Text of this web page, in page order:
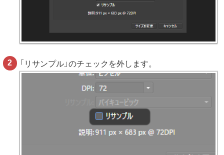
「リサンプル」のチェックを外します。